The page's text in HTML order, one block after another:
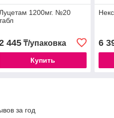
Луцетам 1200мг. №20
445₸/упаковка
Купить
6
за год